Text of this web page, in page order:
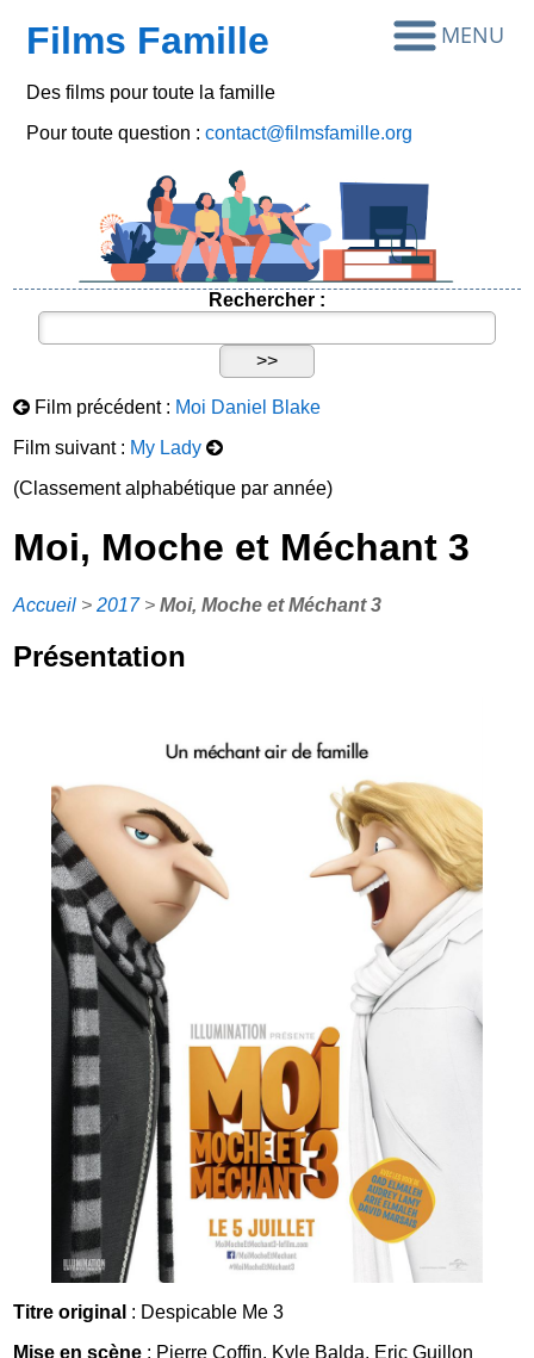
Films Famille
Des films pour toute la famille
Pour toute question :contact@filmsfamille.org
Rechercher :
Film précédent : Moi Daniel Blake
Film suivant : My Lady
(Classement alphabétique par année)
Moi, Moche et Méchant 3
Accueil >2017>Moi, Moche et Méchant 3
Présentation
Titre original : Despicable Me 3
Mise en scène : Pierre Coffin, Kyle Balda, Eric Guillon